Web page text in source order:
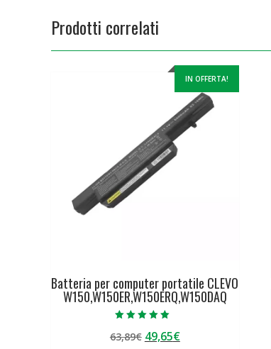
Prodotti correlati
IN OFFERTA!
Batteria per computer portatile CLEVO
W150,W150ER,W150ERQ,W150DAQ
5.00
su 5
63,89€ Il
49,65€Il